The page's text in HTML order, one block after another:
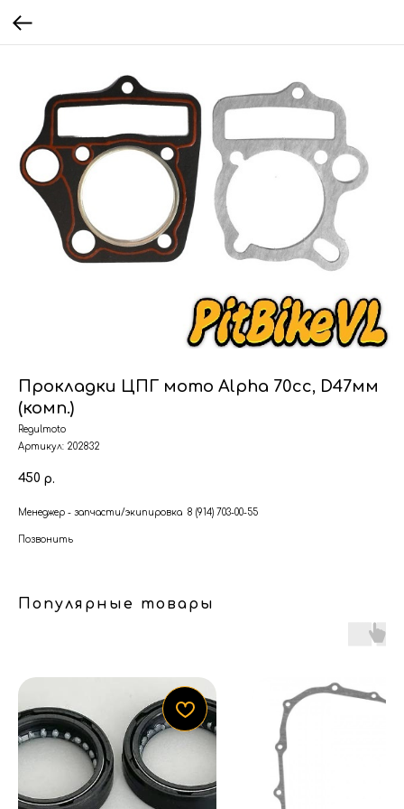
Прокладки ЦПГ мото Alpha 70cc, D47мм
(комп.)
Regulmoto
Артикул: 202832
450 р.
Менеджер - запчасти/экипировка 8 (914) 703-00-55
Позвонить
Популярные товары